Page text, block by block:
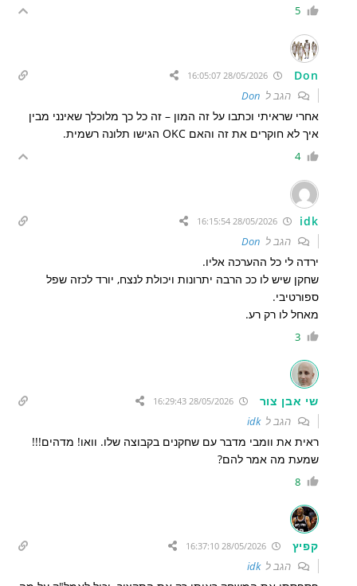
5
Don
הגב ל Don
אחרי שראיתי וכתבו על זה המון – זה כל כך מלוכלך שאינני מבין
איך לא חוקרים את זה והאם OKC הגישו תלונה רשמית.
4
idk
הגב ל Don
ירדה לי כל ההערכה אליו.
שחקן שיש לו ככ הרבה יתרונות ויכולת לנצח, יורד לכזה שפל
ספורטיבי.
מאחל לו רק רע.
3
שי אבן צור 28/05/2026 16:29:43
הגב לidk
ראית את וומבי מדבר עם שחקנים בקבוצה שלו. וואו! מדהים!!!
שמעת מה אמר להם?
8
קפיץ 28/05/2026 16:37:10
הגב לidk